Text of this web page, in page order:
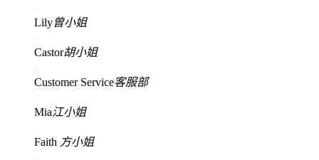
Lily曾小姐
Castor胡小姐
Customer Service客服部
Mia江小姐
Faith 方小姐